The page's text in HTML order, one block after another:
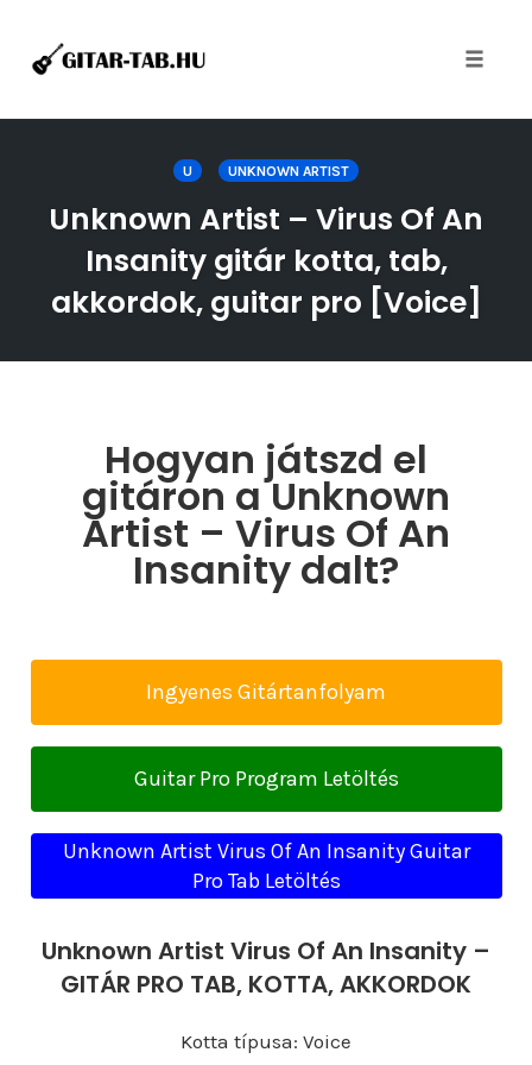
U UNKNOWN ARTIST
Unknown Artist – Virus Of An
Insanity gitár kotta, tab,
akkordok, guitar pro [Voice]
Hogyan játszd el
gitáron a Unknown
Artist – Virus Of An
Insanity dalt?
Ingyenes Gitártanfolyam
Guitar Pro Program Letöltés
Unknown Artist Virus Of An Insanity Guitar
Pro Tab Letöltés
Unknown Artist Virus Of An Insanity –
GITÁR PRO TAB, KOTTA, AKKORDOK
Kotta típusa: Voice